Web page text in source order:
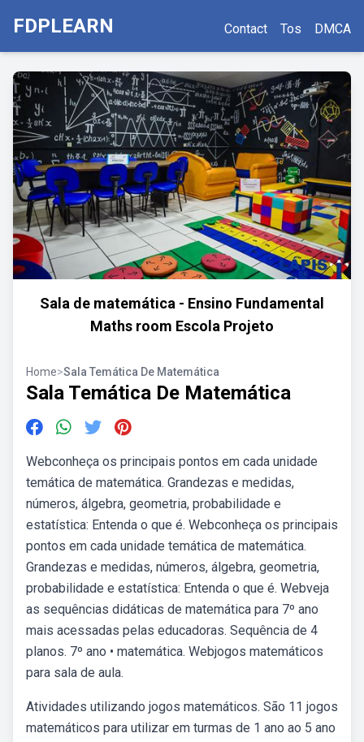
FDPLEARN Contact Tos DMCA
Sala de matemática - Ensino Fundamental
Maths room Escola Projeto
Home>Sala Temática De Matemática
Sala Temática De Matemática
Webconheça os principais pontos em cada unidade
temática de matemática. Grandezas e medidas,
números, álgebra, geometria, probabilidade e
estatística: Entenda o que é. Webconheça os principais
pontos em cada unidade temática de matemática.
Grandezas e medidas, números, álgebra, geometria,
probabilidade e estatística: Entenda o que é. Webveja
as sequências didáticas de matemática para 7º ano
mais acessadas pelas educadoras. Sequência de 4
planos. 7º ano • matemática. Webjogos matemáticos
para sala de aula.
Atividades utilizando jogos matemáticos. São 11 jogos
matemáticos para utilizar em turmas de 1 ano ao 5 ano